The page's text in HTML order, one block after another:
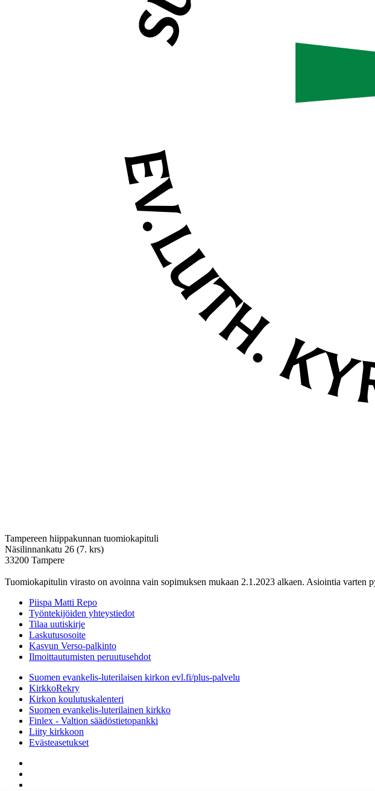
Tampereen hiippakunnan tuomiokapituli
Näsilinnankatu 26 (7. krs)
33200 Tampere
Tuomiokapitulin virasto on avoinna vain sopimuksen mukaan 2.1.2023 alkaen. Asiointia varten
Piispa Matti Repo
Työntekijöiden yhteystiedot
Tilaa uutiskirje
Laskutusosoite
Kasvun Verso-palkinto
Ilmoittautumisten peruutusehdot
Suomen evankelis-luterilaisen kirkon evl.fi/plus-palvelu
KirkkoRekry
Kirkon koulutuskalenteri
Suomen evankelis-luterilainen kirkko
Finlex - Valtion säädöstietopankki
Liity kirkkoon
Evästeasetukset